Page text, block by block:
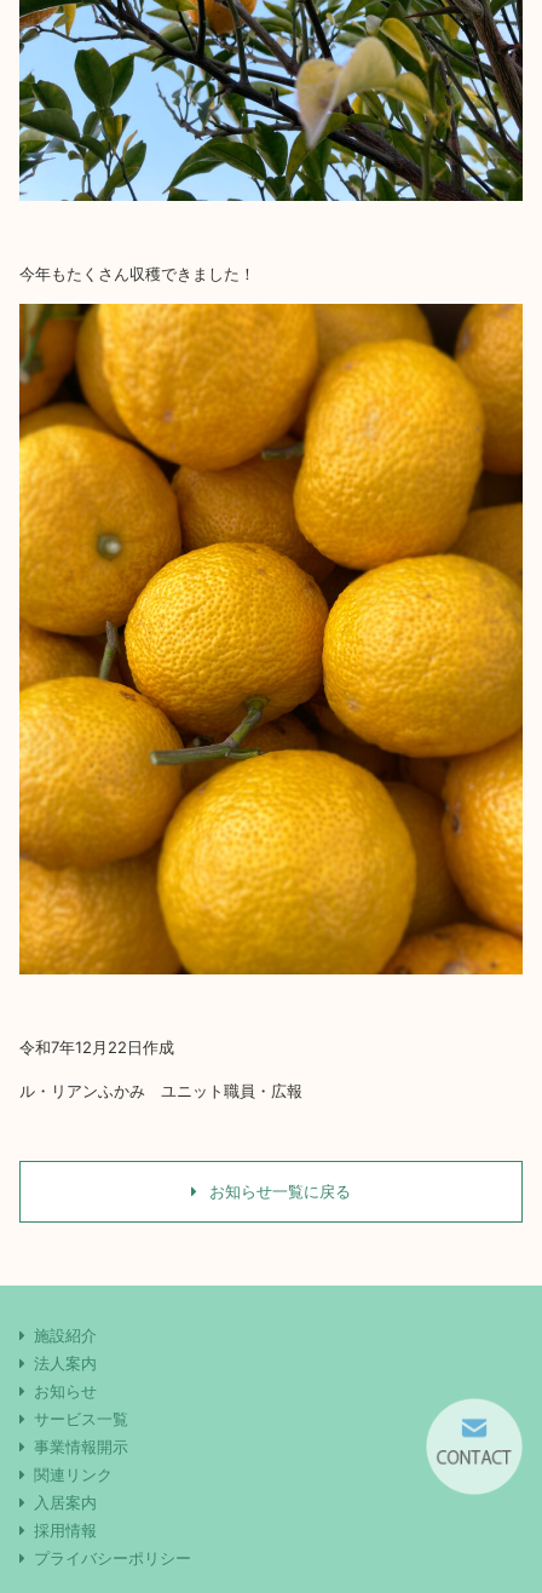
今年もたくさん収穫できました！
令和7年12月22日作成
ル・リアンふかみ ユニット職員・広報
お知らせ一覧に戻る
施設紹介
法人案内
お知らせ
サービス一覧
事業情報開示
関連リンク
入居案内
採用情報
プライバシーポリシー